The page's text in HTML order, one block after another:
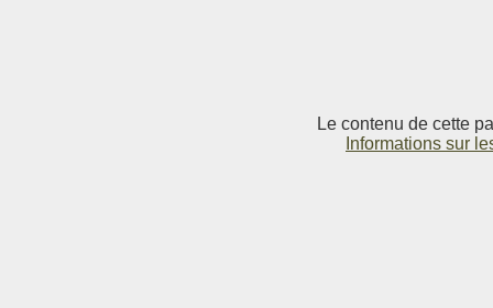
Le contenu de cette
Informations sur